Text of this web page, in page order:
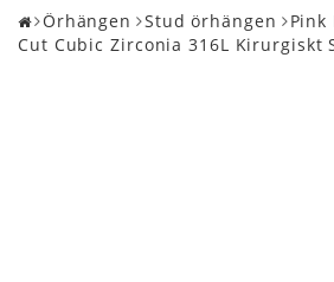
Örhängen Stud örhängen
Pink
Cut Cubic Zirconia 316L Kirurgiskt